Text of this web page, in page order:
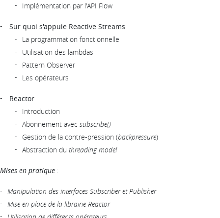
Implémentation par l'API Flow
Sur quoi s'appuie Reactive Streams
La programmation fonctionnelle
Utilisation des lambdas
Pattern Observer
Les opérateurs
Reactor
Introduction
Abonnement avec subscribe()
Gestion de la contre-pression (backpressure)
Abstraction du threading model
Mises en pratique :
Manipulation des interfaces Subscriber et Publisher
Mise en place de la librairie Reactor